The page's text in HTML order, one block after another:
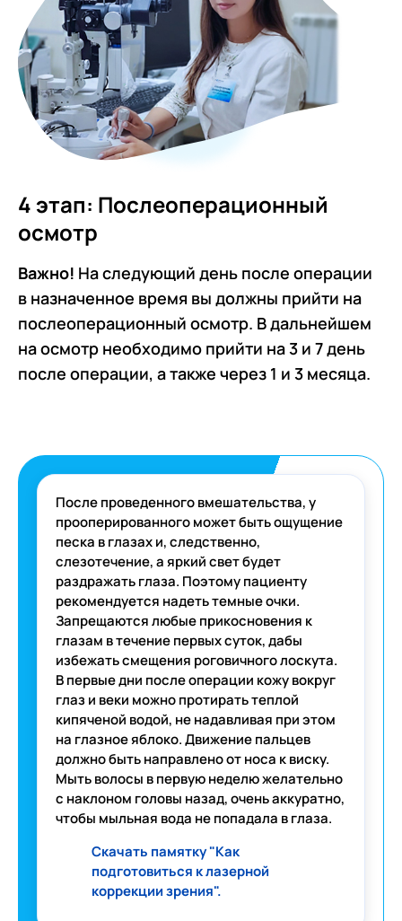
4 этап: Послеоперационный
осмотр
Важно! На следующий день после операции
в назначенное время вы должны прийти на
послеоперационный осмотр. В дальнейшем
на осмотр необходимо прийти на 3 и 7 день
после операции, а также через 1 и 3 месяца.
После проведенного вмешательства, у
прооперированного может быть ощущение
песка в глазах и, следственно,
слезотечение, а яркий свет будет
раздражать глаза. Поэтому пациенту
рекомендуется надеть темные очки.
Запрещаются любые прикосновения к
глазам в течение первых суток, дабы
избежать смещения роговичного лоскута.
В первые дни после операции кожу вокруг
глаз и веки можно протирать теплой
кипяченой водой, не надавливая при этом
на глазное яблоко. Движение пальцев
должно быть направлено от носа к виску.
Мыть волосы в первую неделю желательно
с наклоном головы назад, очень аккуратно,
чтобы мыльная вода не попадала в глаза.
Скачать памятку "Как
подготовиться к лазерной
коррекции зрения".